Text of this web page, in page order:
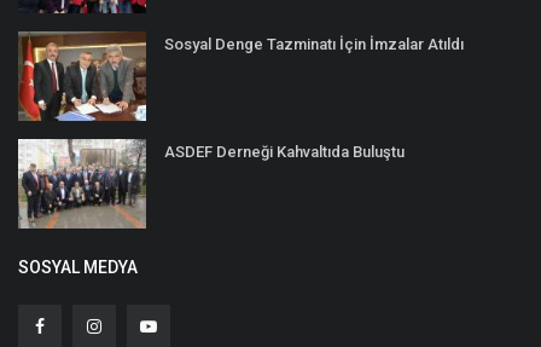
Sosyal Denge Tazminatı İçin İmzalar Atıldı
ASDEF Derneği Kahvaltıda Buluştu
SOSYAL MEDYA